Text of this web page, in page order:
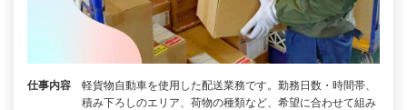
仕事内容
軽貨物自動車を使用した配送業務です。勤務日数・時間帯、
積み下ろしのエリア、荷物の種類など、希望に合わせて組み